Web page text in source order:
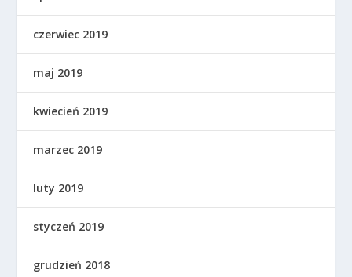
czerwiec 2019
maj 2019
kwiecień 2019
marzec 2019
luty 2019
styczeń 2019
grudzień 2018